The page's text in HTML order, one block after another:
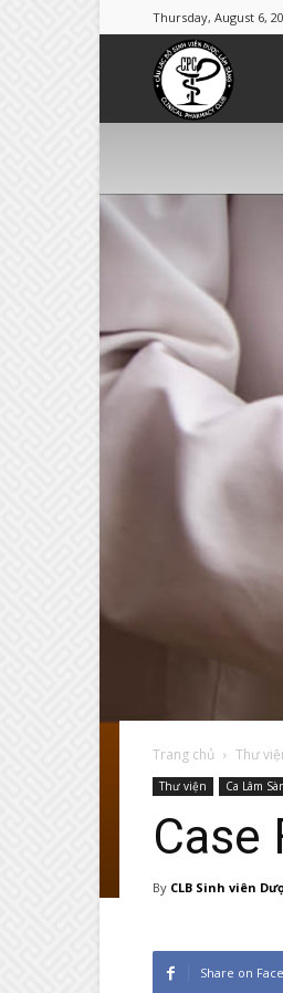
Thursday, August 6,
Trang chủ Thư
Thư viện Ca Lâm
Case
By CLB Sinh viên
Share on